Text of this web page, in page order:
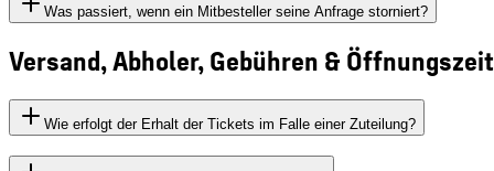
Was passiert, wenn ein Mitbesteller seine Anfrage storniert?
Versand, Abholer, Gebühren &
Wie erfolgt der Erhalt der Tickets im Falle einer Zuteilung?